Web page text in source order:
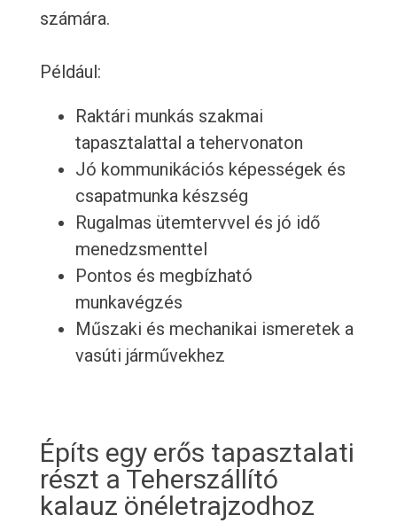
számára.
Például:
Raktári munkás szakmai
tapasztalattal a tehervonaton
Jó kommunikációs képességek és
csapatmunka készség
Rugalmas ütemtervvel és jó idő
menedzsmenttel
Pontos és megbízható
munkavégzés
Műszaki és mechanikai ismeretek a
vasúti járművekhez
Építs egy erős tapasztalati
részt a Teherszállító
kalauz önéletrajzodhoz